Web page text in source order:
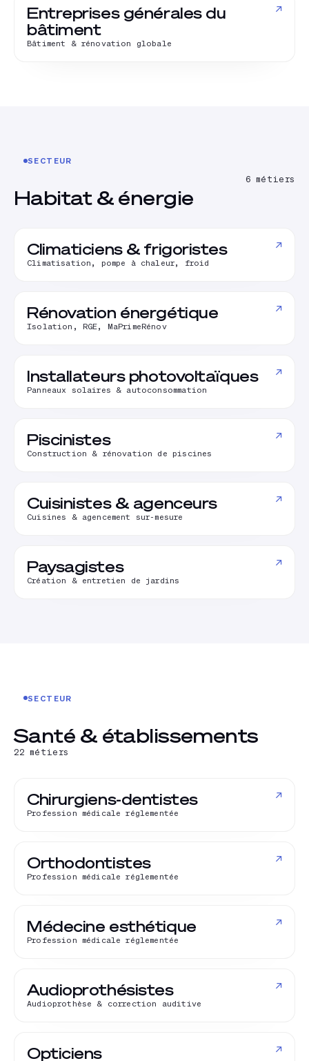
Entreprises générales du
bâtiment
Bâtiment & rénovation globale
↗
SECTEUR
Habitat & énergie
6 métiers
Climaticiens & frigoristes
Climatisation, pompe à chaleur, froid
↗
Rénovation énergétique
Isolation, RGE, MaPrimeRénov
↗
Installateurs photovoltaïques
Panneaux solaires & autoconsommation
↗
Piscinistes
Construction & rénovation de piscines
↗
Cuisinistes & agenceurs
Cuisines & agencement sur-mesure
↗
Paysagistes
Création & entretien de jardins
↗
SECTEUR
Santé & établissements
22 métiers
Chirurgiens-dentistes
Profession médicale réglementée
↗
Orthodontistes
Profession médicale réglementée
↗
Médecine esthétique
Profession médicale réglementée
↗
Audioprothésistes
Audioprothèse & correction auditive
↗
Opticiens ↗